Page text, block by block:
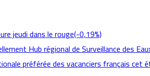
jeudi dans le rouge(-0,19%)
Hub régional de Surveillance des
préférée des vacanciers français cet